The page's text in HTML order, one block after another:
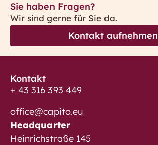
Sie haben Fragen?
Wir sind gerne für Sie da.
Kontakt aufnehmen
Kontakt
+ 43 316 393 449
office@capito.eu
Headquarter
Heinrichstraße 145